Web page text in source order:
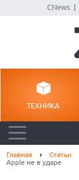
CNews|
ТЕХНИКА
Главная Статьи
Apple не в ударе